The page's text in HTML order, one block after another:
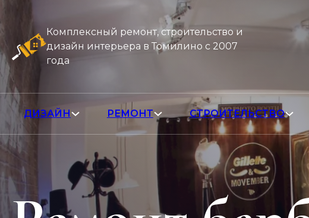
Комплексный ремонт, строительство и
дизайн интерьера в Томилино с 2007
года
ДИЗАЙН РЕМОНТ СТРОИТЕЛЬСТВО